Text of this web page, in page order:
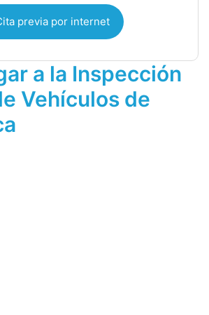
previa por internet
a la Inspección
Vehículos de